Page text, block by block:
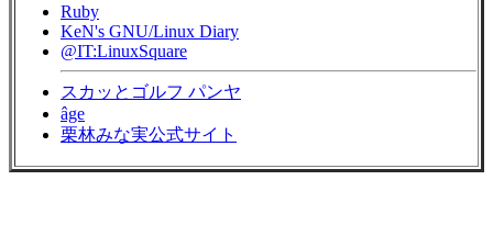
Ruby
KeN's GNU/Linux Diary
@IT:LinuxSquare
スカッとゴルフ パンヤ
âge
栗林みな実公式サイト